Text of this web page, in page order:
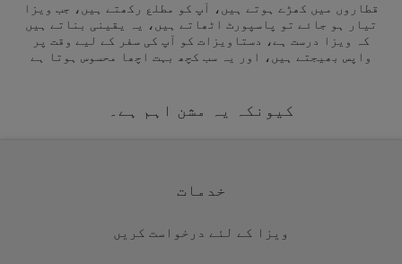
قطاروں میں کھڑے ہوتے ہیں، آپ کو مطلع رکھتے ہیں، جب ویزا
تیار ہو جائے تو پاسپورٹ اٹھاتے ہیں، یہ یقینی بناتے ہیں
کہ ویزا درست ہے، دستاویزات کو آپ کی سفر کے لیے وقت پر
واپس بھیجتے ہیں، اور یہ سب کچھ بہت اچھا محسوس ہوتا ہے
کیونکہ یہ مشن اہم ہے۔
خدمات
ویزا کے لئے درخواست کریں